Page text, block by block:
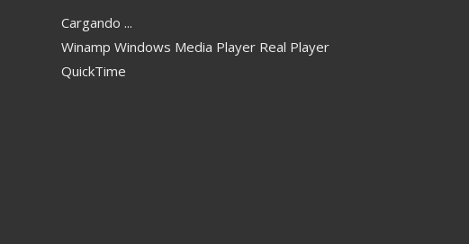
Cargando ...
Winamp Windows Media Player Real Player
QuickTime